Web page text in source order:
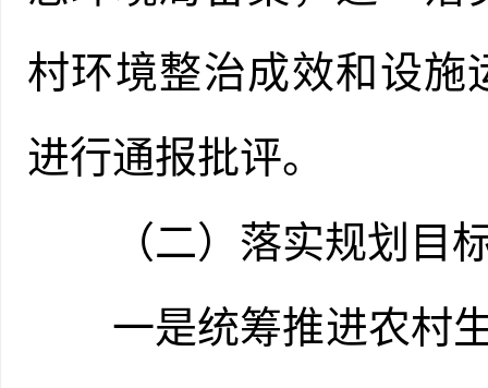
村环境整治成效和设施
进行通报批评。
（二）落实规划目
一是统筹推进农村生